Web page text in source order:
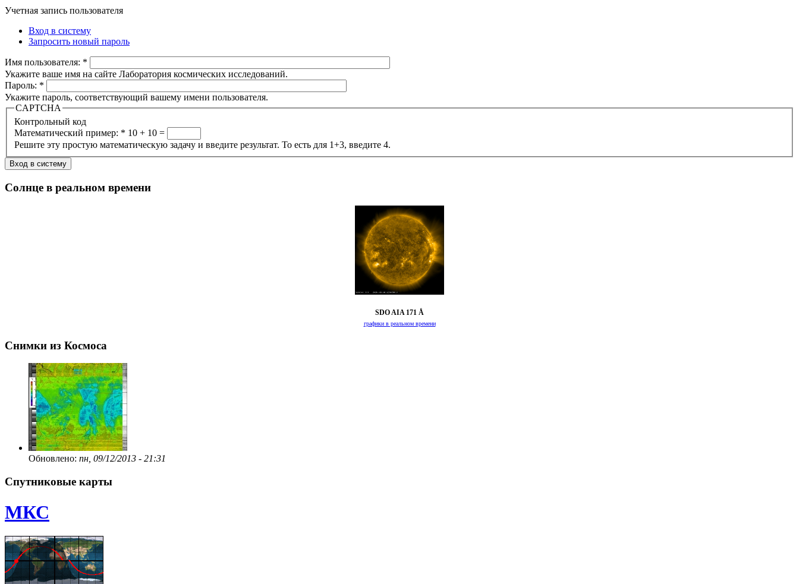
Учетная запись пользователя
Вход в систему
Запросить новый пароль
Имя пользователя: *
Укажите ваше имя на сайте Лаборатория космических исследований.
Пароль: *
Укажите пароль, соответствующий вашему имени пользователя.
CAPTCHA
Контрольный код
Математический пример: * 10 + 10 =
Решите эту простую математическую задачу и введите результат. То есть для 1+3, введите 4.
Солнце в реальном времени
SDO AIA 171 Å
графики в реальном времени
Снимки из Космоса
Обновлено: пн, 09/12/2013 - 21:31
Спутниковые карты
МКС